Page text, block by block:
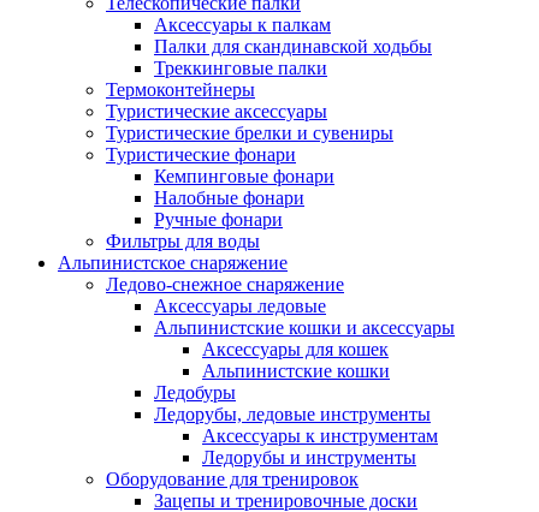
Аксессуары к палкам
Палки для скандинавской ходьбы
Треккинговые палки
Термоконтейнеры
Туристические аксессуары
Туристические брелки и сувениры
Туристические фонари
Кемпинговые фонари
Налобные фонари
Ручные фонари
Фильтры для воды
Альпинистское снаряжение
Ледово-снежное снаряжение
Аксессуары ледовые
Альпинистские кошки и аксессуары
Аксессуары для кошек
Альпинистские кошки
Ледобуры
Ледорубы, ледовые инструменты
Аксессуары к инструментам
Ледорубы и инструменты
Оборудование для тренировок
Зацепы и тренировочные доски